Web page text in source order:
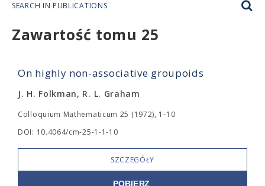
SEARCH IN PUBLICATIONS
Zawartość tomu 25
On highly non-associative groupoids
J. H. Folkman, R. L. Graham
Colloquium Mathematicum 25 (1972), 1-10
DOI: 10.4064/cm-25-1-1-10
SZCZEGÓŁY